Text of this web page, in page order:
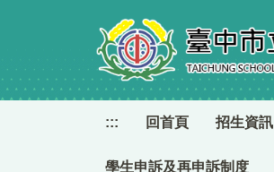
要
內
::: 回首頁 招生資訊
學生申訴及再申訴制度